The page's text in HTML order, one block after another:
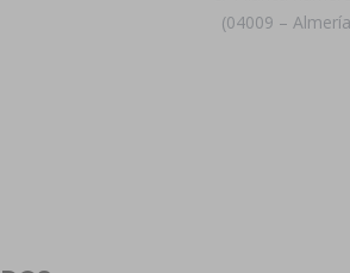
(04009 –